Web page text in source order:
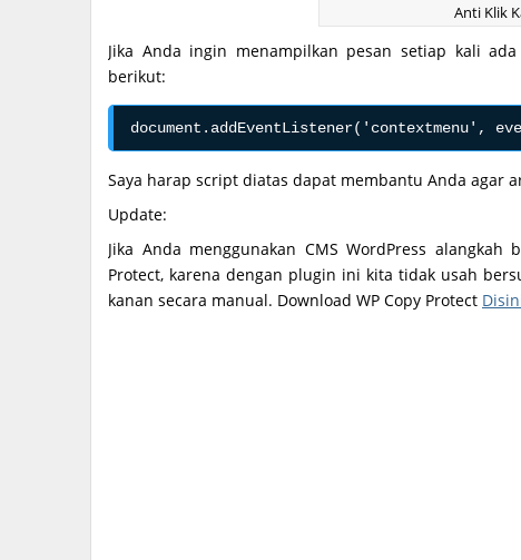
Anti Klik
Jika Anda ingin menampilkan pesan setiap kali
berikut:
Saya harap script diatas dapat membantu Anda agar
Update:
Jika Anda menggunakan CMS WordPress
Protect, karena dengan plugin ini kita tidak usah
kanan secara manual. Download WP Copy Protect